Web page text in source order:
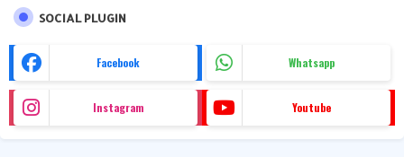
SOCIAL PLUGIN
Facebook Whatsapp
Instagram Youtube